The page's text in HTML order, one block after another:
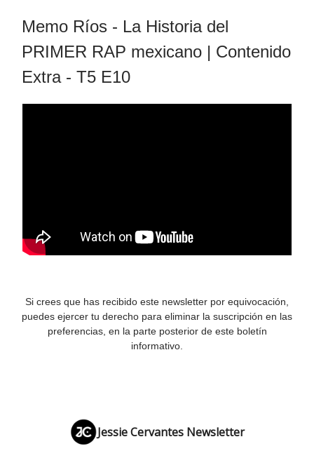
Memo Ríos - La Historia del
PRIMER RAP mexicano | Contenido
Extra - T5 E10
Si crees que has recibido este newsletter por equivocación,
puedes ejercer tu derecho para eliminar la suscripción en las
preferencias, en la parte posterior de este boletín
informativo.
Jessie Cervantes Newsletter